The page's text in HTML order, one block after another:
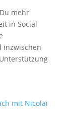
mehr
in Social
inzwischen